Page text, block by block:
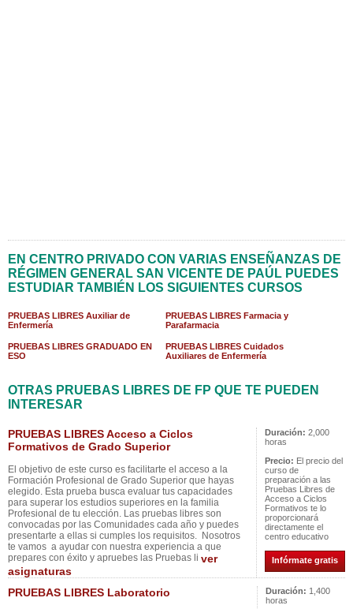
EN CENTRO PRIVADO CON VARIAS ENSEÑANZAS DE
RÉGIMEN GENERAL SAN VICENTE DE PAÚL PUEDES
ESTUDIAR TAMBIÉN LOS SIGUIENTES CURSOS
PRUEBAS LIBRES Auxiliar de
Enfermería
PRUEBAS LIBRES Farmacia y
Parafarmacia
PRUEBAS LIBRES GRADUADO EN
ESO
PRUEBAS LIBRES Cuidados
Auxiliares de Enfermería
OTRAS PRUEBAS LIBRES DE FP QUE TE PUEDEN
INTERESAR
PRUEBAS LIBRES Acceso a Ciclos
Formativos de Grado Superior
El objetivo de este curso es facilitarte el acceso a la
Formación Profesional de Grado Superior que hayas
elegido. Esta prueba busca evaluar tus capacidades
para superar los estudios superiores en la familia
Profesional de tu elección. Las pruebas libres son
convocadas por las Comunidades cada año y puedes
presentarte a ellas si cumples los requisitos. Nosotros
te vamos a ayudar con nuestra experiencia a que
prepares con éxito y apruebes las Pruebas li ver
asignaturas
Duración: 2,000
horas
Precio: El precio del
curso de
preparación a las
Pruebas Libres de
Acceso a Ciclos
Formativos te lo
proporcionará
directamente el
centro educativo
Infórmate gratis
PRUEBAS LIBRES Laboratorio Duración: 1,400
horas